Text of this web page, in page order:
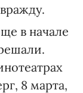
в начале
8 марта,